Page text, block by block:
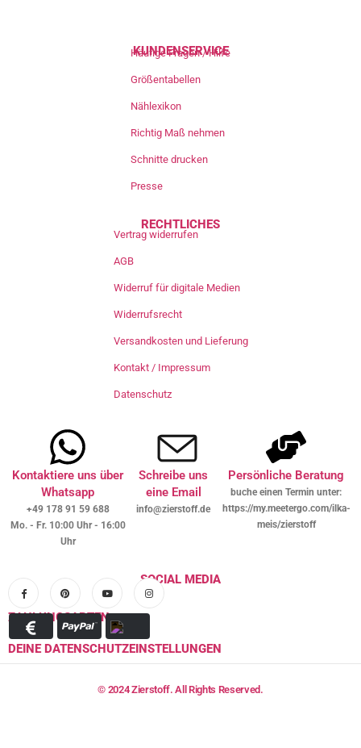
KUNDENSERVICE
Häufige Fragen / Hilfe
Größentabellen
Nählexikon
Richtig Maß nehmen
Schnitte drucken
Presse
RECHTLICHES
Vertrag widerrufen
AGB
Widerruf für digitale Medien
Widerrufsrecht
Versandkosten und Lieferung
Kontakt / Impressum
Datenschutz
Kontaktiere uns über
Whatsapp
+49 178 91 59 688
Mo. - Fr. 10:00 Uhr - 16:00
Uhr
Schreibe uns
eine Email
info@zierstoff.de
Persönliche Beratung
buche einen Termin unter:
https://my.meetergo.com/ilka-
meis/zierstoff
SOCIAL MEDIA
ZAHLUNGSARTEN
DEINE DATENSCHUTZEINSTELLUNGEN
© 2024 Zierstoff. All Rights Reserved.